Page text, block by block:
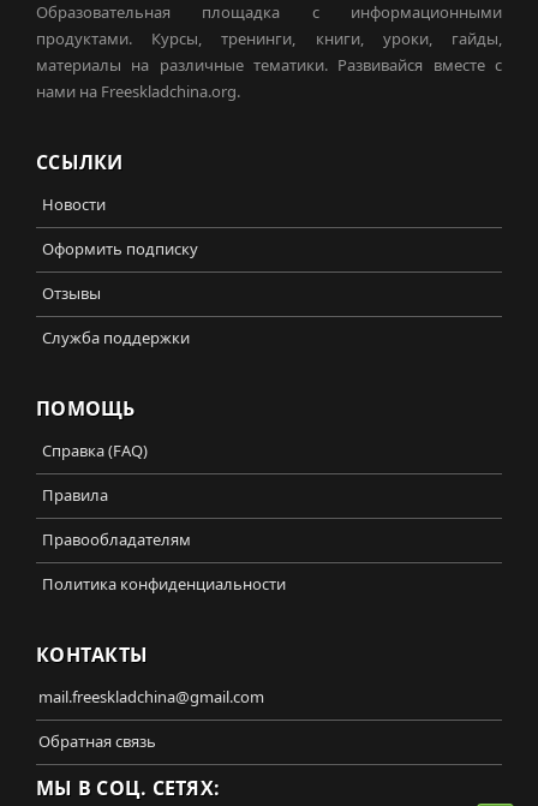
Образовательная площадка с информационными
продуктами. Курсы, тренинги, книги, уроки, гайды,
материалы на различные тематики. Развивайся вместе с
нами на Freeskladchina.org.
ССЫЛКИ
Новости
Оформить подписку
Отзывы
Служба поддержки
ПОМОЩЬ
Справка (FAQ)
Правила
Правообладателям
Политика конфиденциальности
КОНТАКТЫ
mail.freeskladchina@gmail.com
Обратная связь
МЫ В СОЦ. СЕТЯХ: